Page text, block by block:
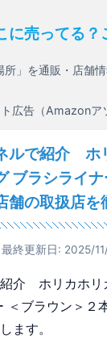
に売ってる？
」を通販・店舗
広告（Amazonア
ルで紹介 ホ
ブラシライ
舗の取扱店を
最終更新日: 2025/
介 ホリカホ
＜ブラウン＞２
ます。